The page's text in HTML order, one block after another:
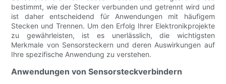
bestimmt, wie der Stecker verbunden und getrennt wird und
ist daher entscheidend für Anwendungen mit häufigem
Stecken und Trennen. Um den Erfolg Ihrer Elektronikprojekte
zu gewährleisten, ist es unerlässlich, die wichtigsten
Merkmale von Sensorsteckern und deren Auswirkungen auf
Ihre spezifische Anwendung zu verstehen.
Anwendungen von Sensorsteckverbindern